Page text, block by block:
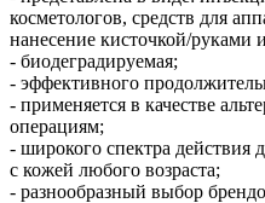
косметологов, средств для
нанесение кисточкой/руками
- биодеградируемая;
- эффективного
- применяется в качестве
операциям;
- широкого спектра действия
с кожей любого возраста;
- разнообразный выбор